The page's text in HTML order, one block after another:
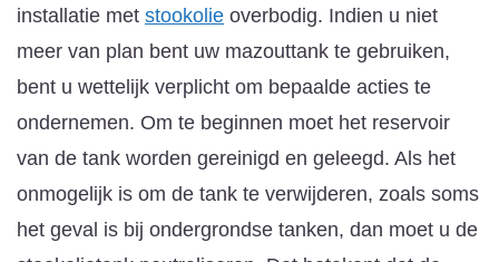
installatie met stookolie overbodig. Indien u niet
meer van plan bent uw mazouttank te gebruiken,
bent u wettelijk verplicht om bepaalde acties te
ondernemen. Om te beginnen moet het reservoir
van de tank worden gereinigd en geleegd. Als het
onmogelijk is om de tank te verwijderen, zoals soms
het geval is bij ondergrondse tanken, dan moet u de